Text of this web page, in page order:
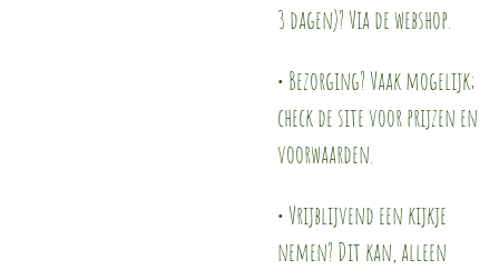
3 dagen)? Via de webshop.
• Bezorging? Vaak mogelijk;
check de site voor prijzen en
voorwaarden.
• Vrijblijvend een kijkje
nemen? Dit kan, alleen